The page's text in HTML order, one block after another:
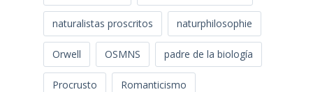
naturalistas proscritos naturphilosophie
Orwell OSMNS padre de la biología
Procrusto Romanticismo